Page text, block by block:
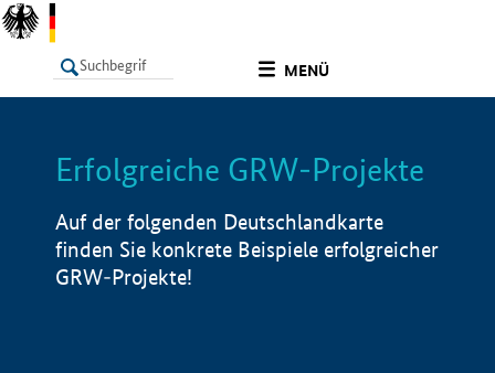
MENÜ
LISTE Info
Erfolgreiche GRW-Projekte
Auf der folgenden Deutschlandkarte
finden Sie konkrete Beispiele erfolgreicher
GRW-Projekte!